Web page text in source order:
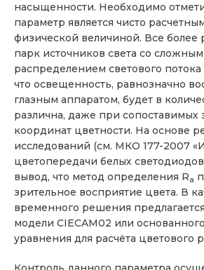
насыщенности. Необходимо
параметр является чисто
физической величиной. Все
парк источников света со
распределением светового
что освещенность, равнозначно
глазным аппаратом, будет в
различна, даже при сопоставимых
координат цветности. На основе
исследований (см. МКО 177-2007
цветопередачи белых
вывод, что метод определения Ra
зрительное восприятие цвета. В
временного решения
модели CIECAM02 или
уравнения для расчёта цветового